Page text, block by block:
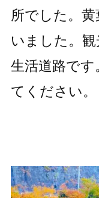
所でした。
いました。
生活道路です
てください。